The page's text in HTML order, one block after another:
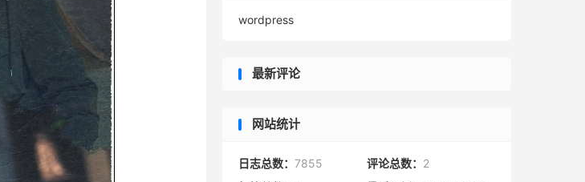
wordpress
最新评论
网站统计
日志总数： 7855 评论总数： 2